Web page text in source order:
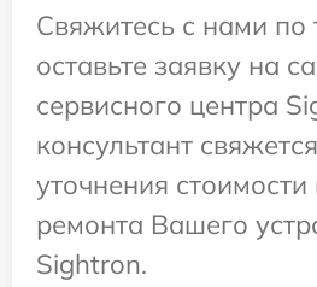
Свяжитесь с нами по
оставьте заявку на
сервисного центра
консультант
уточнения
ремонта Вашего
Sightron.